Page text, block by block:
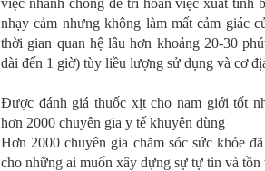
việc nhanh chóng để trì hoãn việc xuất tinh
nhạy cảm nhưng không làm mất cảm giác
thời gian quan hệ lâu hơn khoảng 20-30
dài đến 1 giờ) tùy liều lượng sử dụng và cơ
Được đánh giá thuốc xịt cho nam giới tốt
hơn 2000 chuyên gia y tế khuyên dùng
Hơn 2000 chuyên gia chăm sóc sức khỏe
cho những ai muốn xây dựng sự tự tin và